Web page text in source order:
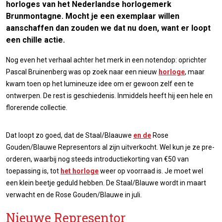
horloges van het Nederlandse horlogemerk
Brunmontagne. Mocht je een exemplaar willen
aanschaffen dan zouden we dat nu doen, want er loopt
een chille actie.
Nog even het verhaal achter het merk in een notendop: oprichter
Pascal Bruinenberg was op zoek naar een nieuw horloge, maar
kwam toen op het lumineuze idee om er gewoon zelf een te
ontwerpen. De rest is geschiedenis. Inmiddels heeft hij een hele en
florerende collectie.
Dat loopt zo goed, dat de Staal/Blaauwe en de Rose
Gouden/Blauwe Representors al zijn uitverkocht. Wel kun je ze pre-
orderen, waarbij nog steeds introductiekorting van €50 van
toepassing is, tot het horlogeweer op voorraad is. Je moet wel
een klein beetje geduld hebben. De Staal/Blauwe wordt in maart
verwacht en de Rose Gouden/Blauwe in juli.
Nieuwe Representor